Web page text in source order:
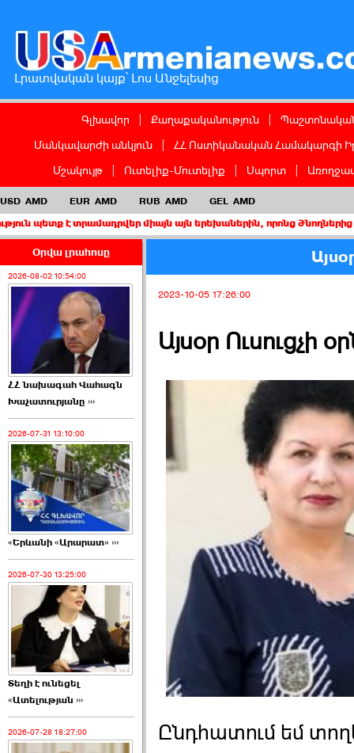
Լրատվական կայք՝ Լոս Անջելեսից
Գլխավոր Քաղաքականություն
Մանկավարժի անկյուն
ՀՀ Ոստիկանական Համակարգի
Մշակույթ
Ուտելիք-Մուտելիք Սպորտ
USD AMD EUR AMD RUB AMD GEL AMD
տրամադրվեր միայն այն երեխաներին, որոնց ծնողներից
Օրվա լրահոսը
2026-08-02 10:54:00
ՀՀ նախագահ Վահագն
Խաչատուրյանը ›››
2026-07-31 13:10:00
«Երևանի «Արարատ» ›››
2026-07-30 13:25:00
Տեղի է ունեցել
«Ատելության ›››
2026-07-28 18:27:00
2023-10-05 17:26:00
Այսօր Ուսուցչի
Ընդհատում եմ